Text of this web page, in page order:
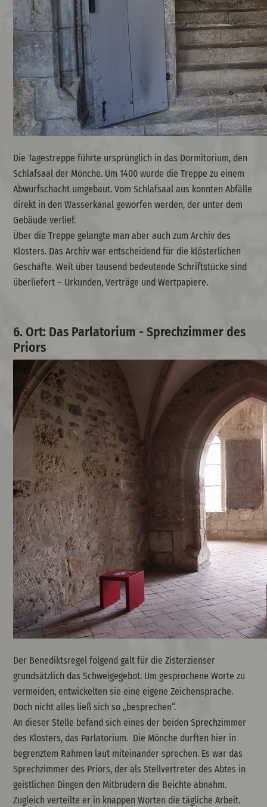
Die Tagestreppe führte ursprünglich in das Dormitorium, den
Schlafsaal der Mönche. Um 1400 wurde die Treppe zu einem
Abwurfschacht umgebaut. Vom Schlafsaal aus konnten Abfälle
direkt in den Wasserkanal geworfen werden, der unter dem
Gebäude verlief.
Über die Treppe gelangte man aber auch zum Archiv des
Klosters. Das Archiv war entscheidend für die klösterlichen
Geschäfte. Weit über tausend bedeutende Schriftstücke sind
überliefert – Urkunden, Verträge und Wertpapiere.
6. Ort: Das Parlatorium - Sprechzimmer des
Priors
Der Benediktsregel folgend galt für die Zisterzienser
grundsätzlich das Schweigegebot. Um gesprochene Worte zu
vermeiden, entwickelten sie eine eigene Zeichensprache.
Doch nicht alles ließ sich so „besprechen“.
An dieser Stelle befand sich eines der beiden Sprechzimmer
des Klosters, das Parlatorium. Die Mönche durften hier in
begrenztem Rahmen laut miteinander sprechen. Es war das
Sprechzimmer des Priors, der als Stellvertreter des Abtes in
geistlichen Dingen den Mitbrüdern die Beichte abnahm.
Zugleich verteilte er in knappen Worten die tägliche Arbeit.